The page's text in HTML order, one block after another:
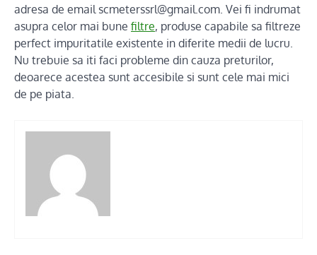
adresa de email scmeterssrl@gmail.com. Vei fi indrumat
asupra celor mai bune filtre, produse capabile sa filtreze
perfect impuritatile existente in diferite medii de lucru.
Nu trebuie sa iti faci probleme din cauza preturilor,
deoarece acestea sunt accesibile si sunt cele mai mici
de pe piata.